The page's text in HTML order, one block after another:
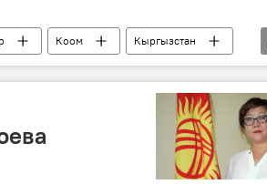
Коом
Кыргызстан